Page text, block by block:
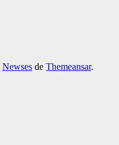
Newses de Themeansar.